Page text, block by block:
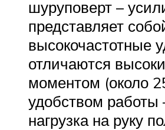
шуруповерт –
представляет
высокочастотные
отличаются
моментом (около
удобством работы
нагрузка на руку